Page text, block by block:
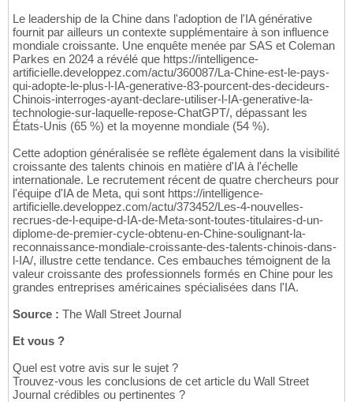
Le leadership de la Chine dans l'adoption de l'IA générative
fournit par ailleurs un contexte supplémentaire à son influence
mondiale croissante. Une enquête menée par SAS et Coleman
Parkes en 2024 a révélé que https://intelligence-
artificielle.developpez.com/actu/360087/La-Chine-est-le-pays-
qui-adopte-le-plus-l-IA-generative-83-pourcent-des-decideurs-
Chinois-interroges-ayant-declare-utiliser-l-IA-generative-la-
technologie-sur-laquelle-repose-ChatGPT/, dépassant les
États-Unis (65 %) et la moyenne mondiale (54 %).
Cette adoption généralisée se reflète également dans la visibilité
croissante des talents chinois en matière d'IA à l'échelle
internationale. Le recrutement récent de quatre chercheurs pour
l'équipe d'IA de Meta, qui sont https://intelligence-
artificielle.developpez.com/actu/373452/Les-4-nouvelles-
recrues-de-l-equipe-d-IA-de-Meta-sont-toutes-titulaires-d-un-
diplome-de-premier-cycle-obtenu-en-Chine-soulignant-la-
reconnaissance-mondiale-croissante-des-talents-chinois-dans-
l-IA/, illustre cette tendance. Ces embauches témoignent de la
valeur croissante des professionnels formés en Chine pour les
grandes entreprises américaines spécialisées dans l'IA.
Source : The Wall Street Journal
Et vous ?
Quel est votre avis sur le sujet ?
Trouvez-vous les conclusions de cet article du Wall Street
Journal crédibles ou pertinentes ?